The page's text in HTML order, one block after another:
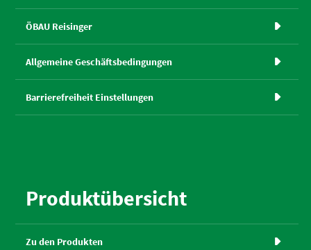
ÖBAU Reisinger 
Allgemeine Geschäftsbedingungen 
Barrierefreiheit Einstellungen 
Produktübersicht
Zu den Produkten 